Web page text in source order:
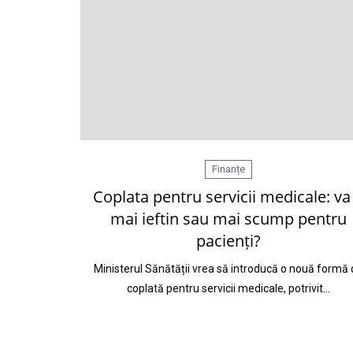
Finanțe
Coplata pentru servicii medicale:
mai ieftin sau mai scump pentru
pacienți?
Ministerul Sănătății vrea să introducă o nouă formă
coplată pentru servicii medicale, potrivit…